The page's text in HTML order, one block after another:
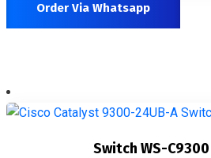
Order Via Whatsapp
Switch WS-